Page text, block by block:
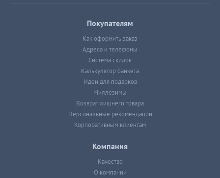
Покупателям
Как оформить заказ
Адреса и телефоны
Система скидок
Калькулятор банкета
Идеи для подарков
Миллезимы
Возврат лишнего товара
Персональные рекомендации
Корпоративным клиентам
Компания
Качество
О компании